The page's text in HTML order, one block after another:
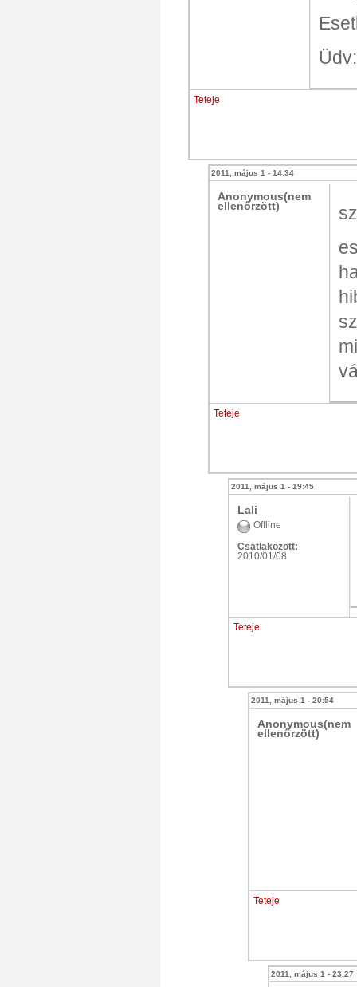
Teteje
2011, május 1 - 14:34
Anonymous(nem
ellenőrzött)
Teteje
2011, május 1 - 19:45
Lali
Offline
Csatlakozott:
2010/01/08
Teteje
2011, május 1 - 20:54
Anonymous(nem
ellenőrzött)
Teteje
2011, május 1 - 23:27